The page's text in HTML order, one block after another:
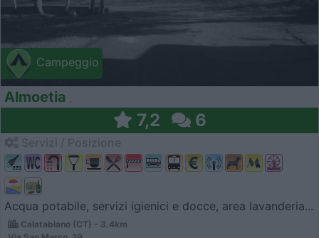
Campeggio
Almoetia
7,2 6
Acqua potabile, servizi igienici e docce, area lavanderia...
Calatabiano (CT) - 3.4km